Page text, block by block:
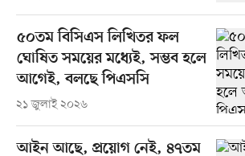
৫০তম বিসিএস লিখিতর ফল
ঘোষিত সময়ের মধ্যেই, সম্ভব হলে
আগেই, বলছে পিএসসি
২১ জুলাই ২০২৬
আইন আছে, প্রয়োগ নেই, ৪৭তম